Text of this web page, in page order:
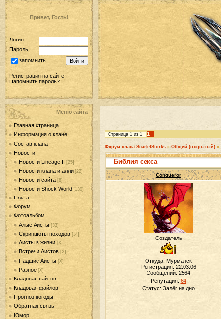
Привет, Гость!
Логин:
Пароль:
запомнить
Регистрация на сайте
Напомнить пароль?
Меню сайта
Главная страница
Информация о клане
Состав клана
Новости
Новости Lineage II [25]
Новости клана и алли [22]
Новости сайта [8]
Новости Shock World [130]
Почта
Форум
Фотоальбом
Алые Аисты [33]
Скриншоты походов [14]
Аисты в жизни [Х]
Встречи Аистов [Х]
Падшие Аисты [Х]
Разное [Х]
Кладовая сайтов
Кладовая файлов
Прогноз погоды
Обратная связь
Юмор
Страница 1 из 1 1
Форум клана ScarletStorks » Общий (открытый) »
Библия секса
Conqueror
Создатель
Откуда: Мурманск
Регистрация: 22.03.06
Сообщений: 2564
Репутация: 64
Статус: Залёг на дно